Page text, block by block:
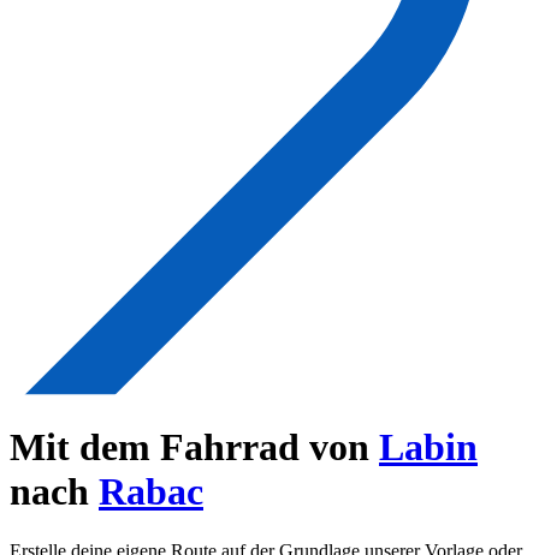
Mit dem Fahrrad von Labin
nach Rabac
Erstelle deine eigene Route auf der Grundlage unserer Vorlage oder